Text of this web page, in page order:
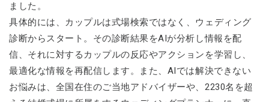
ました。
具体的には、カップルは式場検索ではなく、ウェディング
診断からスタート。その診断結果をAIが分析し情報を配
信、それに対するカップルの反応やアクションを学習し、
最適化な情報を再配信します。また、AIでは解決できない
お悩みは、全国在住のご当地アドバイザーや、2230名を超